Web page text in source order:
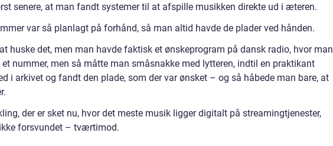
senere, at man fandt systemer til at afspille musikken direkte ud i æteren.
var så planlagt på forhånd, så man altid havde de plader ved hånden.
huske det, men man havde faktisk et ønskeprogram på dansk radio, hvor man
nummer, men så måtte man småsnakke med lytteren, indtil en praktikant
i arkivet og fandt den plade, som der var ønsket – og så håbede man bare, at
der er sket nu, hvor det meste musik ligger digitalt på streamingtjenester,
forsvundet – tværtimod.